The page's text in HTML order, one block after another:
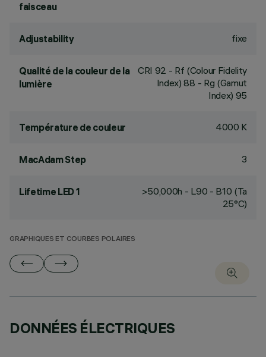
faisceau
Adjustability fixe
Qualité de la couleur de la
lumière
CRI 92 - Rf (Colour Fidelity
Index) 88 - Rg (Gamut
Index) 95
Température de couleur 4000 K
MacAdam Step 3
Lifetime LED 1
>50,000h - L90 - B10 (Ta
25°C)
GRAPHIQUES ET COURBES POLAIRES
DONNÉES ÉLECTRIQUES